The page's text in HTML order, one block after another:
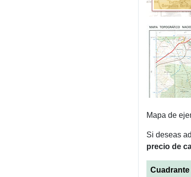
Mapa de
Si deseas
precio de
Cuadrante